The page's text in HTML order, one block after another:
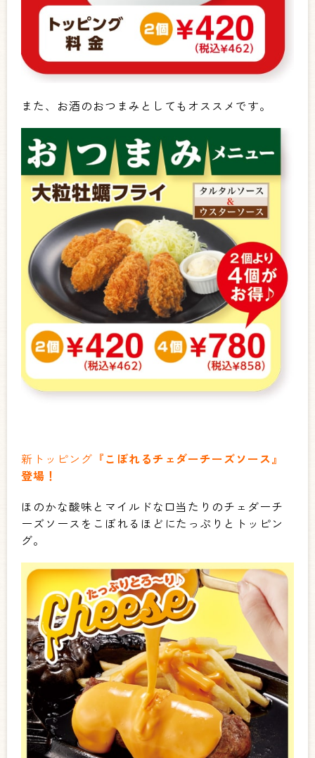
また、お酒のおつまみとしてもオススメです。
新トッピング 『こぼれるチェダーチーズソース』
登場！
ほのかな酸味とマイルドな口当たりのチェダーチ
ーズソースをこぼれるほどにたっぷりとトッピン
グ。